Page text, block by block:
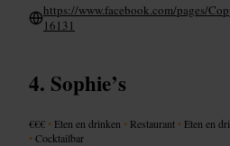
https://www.facebook.com/pages/
16131
Sophie’s
€€€ • Eten en drinken • Restaurant • Eten en
•Cocktailbar